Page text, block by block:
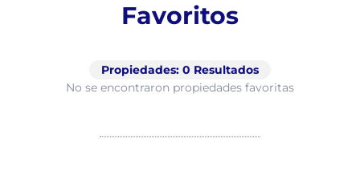
Favoritos
Propiedades: 0 Resultados
No se encontraron propiedades favoritas